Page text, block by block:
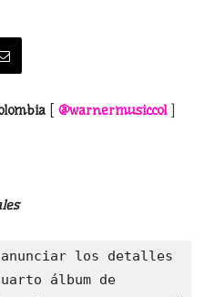
[ @warnermusiccol]
anunciar los detalles
álbum de